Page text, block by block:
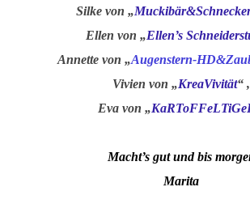
Silke von „
Ellen von „Ellen’s
Annette von „Augenstern-
Vivien von „KreaVivität“ ,
Eva von „
Macht’s gut und bis
Marita